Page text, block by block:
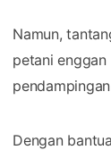
​Namun,
petani
​Dengan